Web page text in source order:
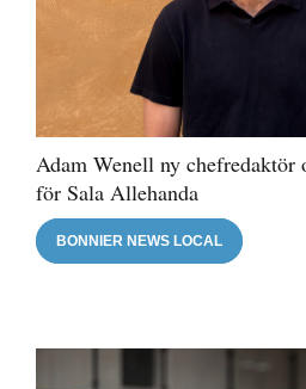
Adam Wenell ny chefredaktör
för Sala Allehanda
BONNIER NEWS LOCAL